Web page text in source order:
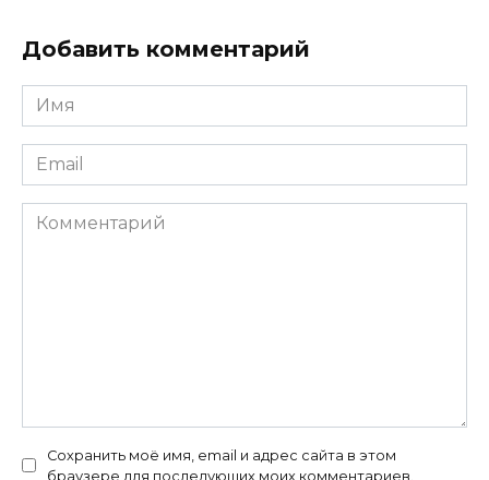
Добавить комментарий
Имя
*
Email
*
Комментарий
Сохранить моё имя, email и адрес сайта в этом
браузере для последующих моих комментариев.